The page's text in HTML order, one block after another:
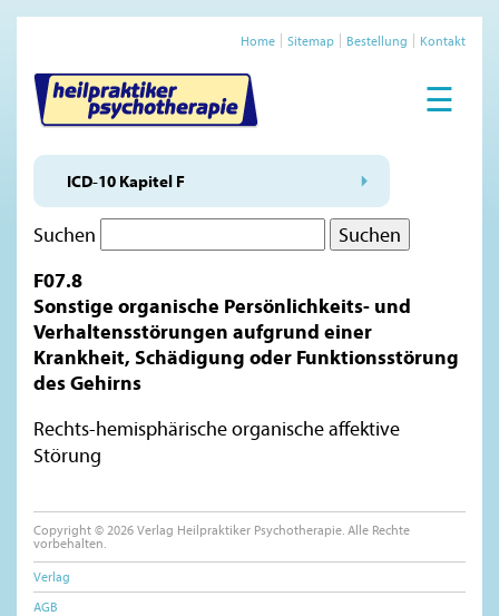
Home Sitemap Bestellung Kontakt
☰
ICD-10 Kapitel F
Suchen
F07.8
Sonstige organische Persönlichkeits- und
Verhaltensstörungen aufgrund einer
Krankheit, Schädigung oder Funktionsstörung
des Gehirns
Rechts-hemisphärische organische affektive
Störung
Copyright © 2026 Verlag Heilpraktiker Psychotherapie. Alle Rechte
vorbehalten.
Verlag
AGB